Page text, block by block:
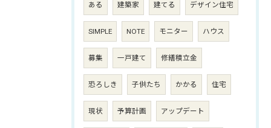
ある 建築家 建てる デザイン住宅
SIMPLE NOTE モニター ハウス
募集 一戸建て 修繕積立金
恐ろしき 子供たち かかる 住宅
現状 予算計画 アップデート